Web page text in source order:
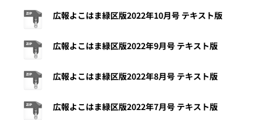
広報よこはま緑区版2022年10月号 テキスト版
広報よこはま緑区版2022年9月号 テキスト版
広報よこはま緑区版2022年8月号 テキスト版
広報よこはま緑区版2022年7月号 テキスト版